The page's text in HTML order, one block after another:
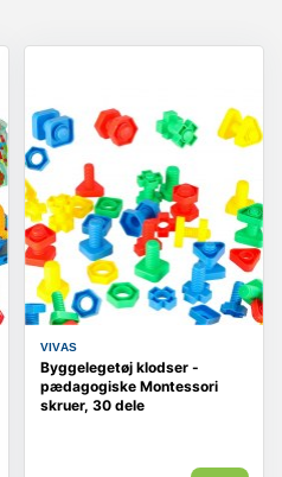
VIVAS
Byggelegetøj klodser -
pædagogiske Montessori
skruer, 30 dele